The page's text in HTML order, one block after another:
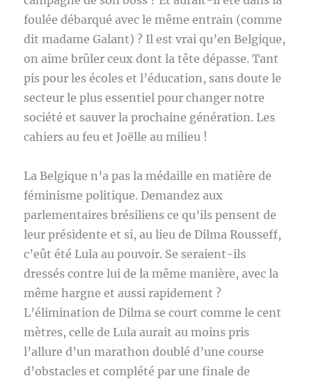
foulée débarqué avec le même entrain (comme
dit madame Galant) ? Il est vrai qu’en Belgique,
on aime brûler ceux dont la tête dépasse. Tant
pis pour les écoles et l’éducation, sans doute le
secteur le plus essentiel pour changer notre
société et sauver la prochaine génération. Les
cahiers au feu et Joëlle au milieu !
La Belgique n’a pas la médaille en matière de
féminisme politique. Demandez aux
parlementaires brésiliens ce qu’ils pensent de
leur présidente et si, au lieu de Dilma Rousseff,
c’eût été Lula au pouvoir. Se seraient-ils
dressés contre lui de la même manière, avec la
même hargne et aussi rapidement ?
L’élimination de Dilma se court comme le cent
mètres, celle de Lula aurait au moins pris
l’allure d’un marathon doublé d’une course
d’obstacles et complété par une finale de